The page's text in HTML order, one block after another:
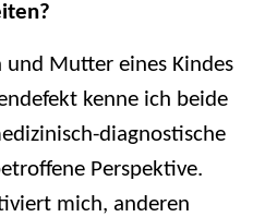
Mutter eines Kindes
kenne ich beide
diagnostische
Perspektive.
mich, anderen